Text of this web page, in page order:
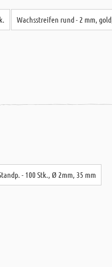
Wachsstreifen rund - 2 mm,
- 100 Stk., Ø 2mm, 35 mm